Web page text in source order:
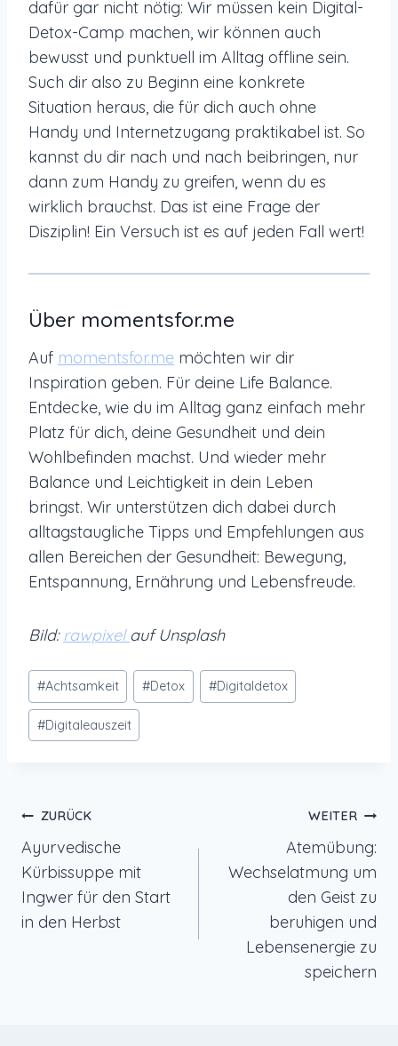
dafür gar nicht nötig: Wir müssen kein Digital-
Detox-Camp machen, wir können auch
bewusst und punktuell im Alltag offline sein.
Such dir also zu Beginn eine konkrete
Situation heraus, die für dich auch ohne
Handy und Internetzugang praktikabel ist. So
kannst du dir nach und nach beibringen, nur
dann zum Handy zu greifen, wenn du es
wirklich brauchst. Das ist eine Frage der
Disziplin! Ein Versuch ist es auf jeden Fall wert!
Über momentsfor.me
Auf momentsfor.me möchten wir dir
Inspiration geben. Für deine Life Balance.
Entdecke, wie du im Alltag ganz einfach mehr
Platz für dich, deine Gesundheit und dein
Wohlbefinden machst. Und wieder mehr
Balance und Leichtigkeit in dein Leben
bringst. Wir unterstützen dich dabei durch
alltagstaugliche Tipps und Empfehlungen aus
allen Bereichen der Gesundheit: Bewegung,
Entspannung, Ernährung und Lebensfreude.
Bild:rawpixel auf Unsplash
Schlagworte:
#Achtsamkeit #Detox #Digitaldetox
#Digitaleauszeit
Beitragsnavigation
ZURÜCK
Ayurvedische
Kürbissuppe mit
Ingwer für den Start
in den Herbst
WEITER
Atemübung:
Wechselatmung um
den Geist zu
beruhigen und
Lebensenergie zu
speichern